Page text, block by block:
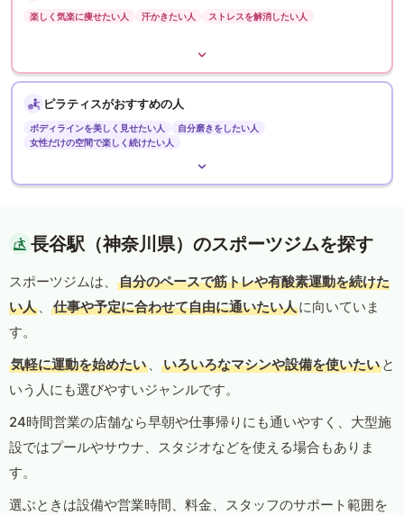
楽しく気楽に痩せたい人 汗かきたい人 ストレスを解消したい人
ピラティスがおすすめの人
ボディラインを美しく見せたい人
自分磨きをしたい人
女性だけの空間で楽しく続けたい人
長谷駅（神奈川県）のスポーツジムを探す
スポーツジムは、
自分のペースで筋トレや有酸素運動を続けた
い人 、 仕事や予定に合わせて自由に通いたい人に向いていま
す。
気軽に運動を始めたい 、 いろいろなマシンや設備を使いたい と
いう人にも選びやすいジャンルです。
24時間営業の店舗なら早朝や仕事帰りにも通いやすく、大型施
設ではプールやサウナ、スタジオなどを使える場合もありま
す。
選ぶときは設備や営業時間、料金、スタッフのサポート範囲を